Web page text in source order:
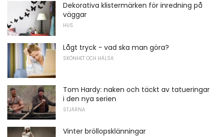
Dekorativa klistermärken för inredning på
väggar
HUS
Lågt tryck - vad ska man göra?
SKÖNHET OCH HÄLSA
Tom Hardy: naken och täckt av tatueringar
i den nya serien
STJÄRNA
Vinter bröllopsklänningar